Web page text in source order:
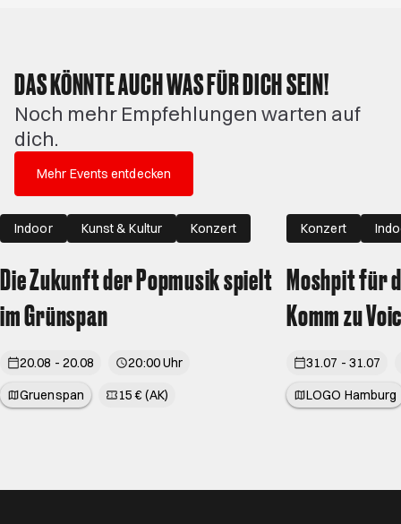
DAS KÖNNTE AUCH WAS FÜR DICH SEIN!
Noch mehr Empfehlungen warten auf
dich.
Mehr Events entdecken
Indoor Kunst & Kultur Konzert
Die Zukunft der Popmusik spielt
im Grünspan
20.08 - 20.08
20:00 Uhr
Gruenspan
15 € (AK)
Konzert
Moshpit für
Komm zu
31.07 - 31.07
LOGO Hamburg